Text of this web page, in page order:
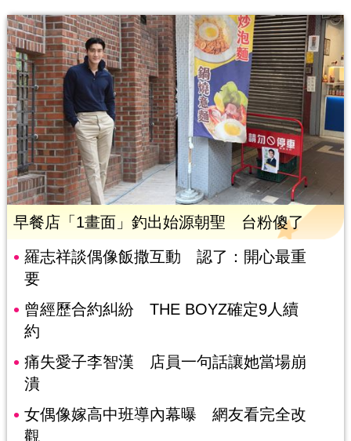
早餐店「1畫面」釣出始源朝聖 台粉傻了
羅志祥談偶像飯撒互動 認了：開心最重
要
曾經歷合約糾紛 THE BOYZ確定9人續
約
痛失愛子李智漢 店員一句話讓她當場崩
潰
女偶像嫁高中班導內幕曝 網友看完全改
觀